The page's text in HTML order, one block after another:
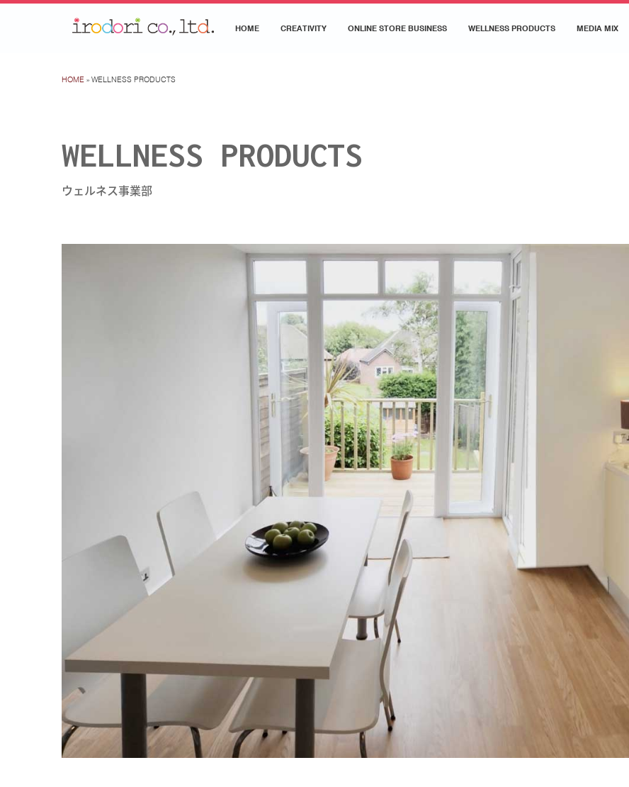
HOME CREATIVITY ONLINE STORE BUSINESS WELLNESS PRODUCTS MEDIA MIX
HOME » WELLNESS PRODUCTS
WELLNESS PRODUCTS
ウェルネス事業部